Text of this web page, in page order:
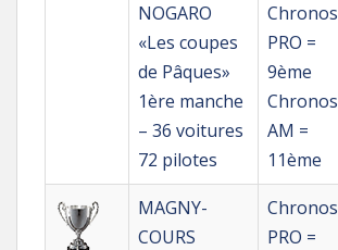
NOGARO
«Les coupes
de Pâques»
1ère manche
– 36 voitures
72 pilotes
Chronos
PRO =
9ème
Chronos
AM =
11ème
MAGNY-
COURS
Chronos
PRO =